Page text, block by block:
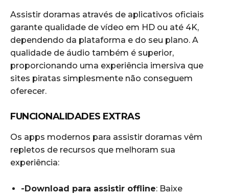
Assistir doramas através de aplicativos oficiais
garante qualidade de vídeo em HD ou até 4K,
dependendo da plataforma e do seu plano. A
qualidade de áudio também é superior,
proporcionando uma experiência imersiva que
sites piratas simplesmente não conseguem
oferecer.
FUNCIONALIDADES EXTRAS
Os apps modernos para assistir doramas vêm
repletos de recursos que melhoram sua
experiência:
-Download para assistir offline: Baixe